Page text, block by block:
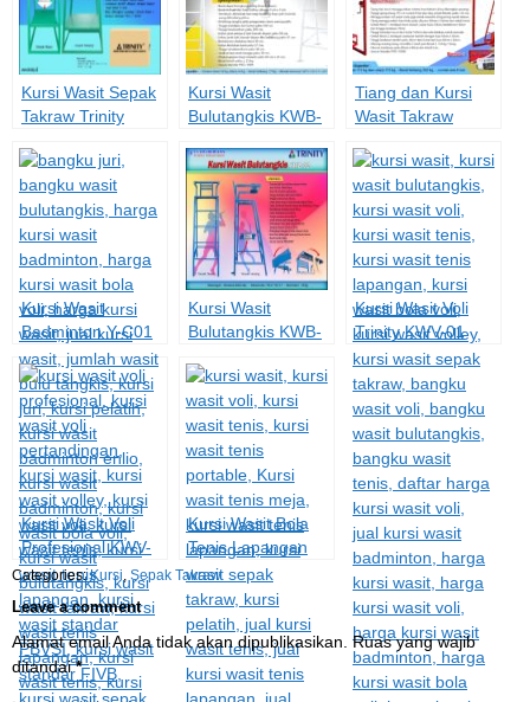
Kursi Wasit Sepak
Takraw Trinity
Kursi Wasit
Bulutangkis KWB-
Tiang dan Kursi
Wasit Takraw
Kursi Wasit
Badminton Y-C01
Kursi Wasit
Bulutangkis KWB-
Kursi Wasit Voli
Trinity KWV-01
Kursi Wasit Voli
Profesional KWV-
02P
Kursi Wasit Bola
Tenis Lapangan
KWT-01
Categories:Kursi Sepak Takraw
Leave a comment
Alamat email Anda tidak akan dipublikasikan. Ruas yang wajib
ditandai*